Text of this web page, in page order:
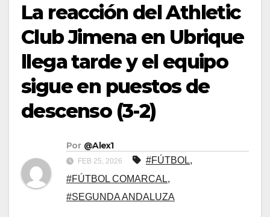
La reacción del Athletic
Club Jimena en Ubrique
llega tarde y el equipo
sigue en puestos de
descenso (3-2)
Por @Alex1
FEB 25, 2026 #FÚTBOL,
#FÚTBOL COMARCAL,
#SEGUNDA ANDALUZA